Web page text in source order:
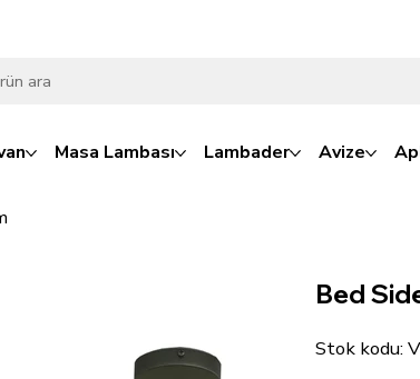
Masa Lambası Lambader Avize
Bed
Stok kodu: